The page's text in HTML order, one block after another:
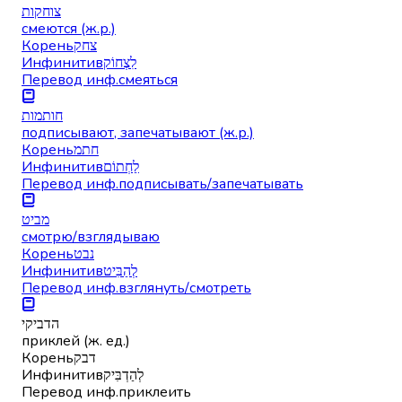
צוחקות
смеются (ж.р.)
Кореньצחק
Инфинитивלִצְחוֹק
Перевод инф.смеяться
חותמות
подписывают, запечатывают (ж.р.)
Кореньחתמ
Инфинитивלַחְתוֹם
Перевод инф.подписывать/запечатывать
מביט
смотрю/взглядываю
Кореньנבט
Инфинитивלְהַבִּיט
Перевод инф.взглянуть/смотреть
הדביקי
приклей (ж. ед.)
Кореньדבק
Инфинитивלְהַדְבִּיק
Перевод инф.приклеить